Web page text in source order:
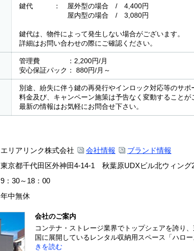
鍵代 ： 屋外型の場合 / 4,400円
屋内型の場合 / 3,080円
鍵代は、物件によって発生しない場合がございます。
詳細はお問い合わせの際にご確認ください。
管理費 ：2,200円/月
安心保証パック： 880円/月～
別途、紛失に伴う鍵の再発行やインロック対応等のサポ
料金及び、キャンペーン施策は予告なく変動することが
最新の情報はお気軽にお問合せ下さい。
エリアリンク株式会社 会社情報 ブランド情報
東京都千代田区外神田4-14-1 秋葉原UDXビル北ウィング
9：30～18：00
年中無休
会社のご案内
コンテナ・ストレージ業界でトップシェアを誇り
国に展開しているレンタル収納用スペース「ハロ
きを読む